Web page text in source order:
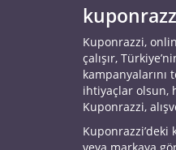
Kuponrazzi,
çalışır,
ihtiyaçlar olsun,
Kuponrazzi,
Kuponrazzi’deki